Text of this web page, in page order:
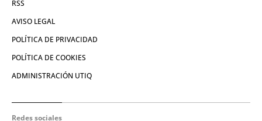
RSS
AVISO LEGAL
POLÍTICA DE PRIVACIDAD
POLÍTICA DE COOKIES
ADMINISTRACIÓN UTIQ
Redes sociales